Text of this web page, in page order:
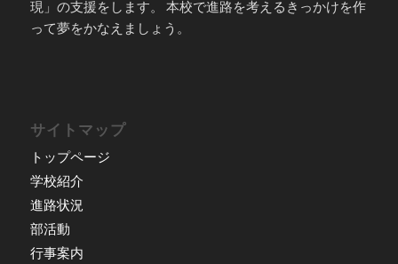
現」の支援をします。 本校で進路を考えるきっかけを作
って夢をかなえましょう。
サイトマップ
トップページ
学校紹介
進路状況
部活動
行事案内